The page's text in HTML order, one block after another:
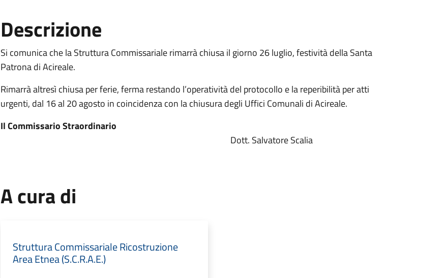
Descrizione
Si comunica che la Struttura Commissariale rimarrà chiusa il giorno 26 luglio, festività della Santa
Patrona di Acireale.
Rimarrà altresì chiusa per ferie, ferma restando l’operatività del protocollo e la reperibilità per atti
urgenti, dal 16 al 20 agosto in coincidenza con la chiusura degli Uffici Comunali di Acireale.
Il Commissario Straordinario
Dott. Salvatore Scalia
A cura di
Struttura Commissariale Ricostruzione
Area Etnea (S.C.R.A.E.)